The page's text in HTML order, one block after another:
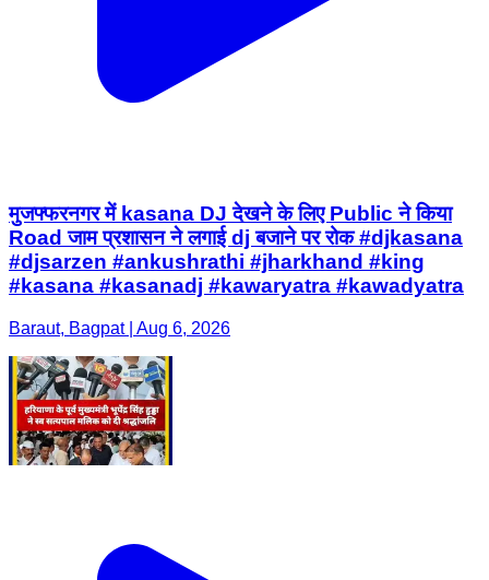
मुजफ्फरनगर में kasana DJ देखने के लिए Public ने किया
Road जाम प्रशासन ने लगाई dj बजाने पर रोक #djkasana
#djsarzen #ankushrathi #jharkhand #king
#kasana #kasanadj #kawaryatra #kawadyatra
Baraut, Bagpat | Aug 6, 2026